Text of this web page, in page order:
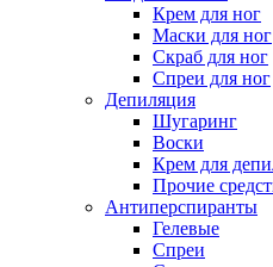
Крем для ног
Маски для ног
Скраб для ног
Спреи для ног
Депиляция
Шугаринг
Воски
Крем для
Прочие
Антиперспиранты
Гелевые
Спреи